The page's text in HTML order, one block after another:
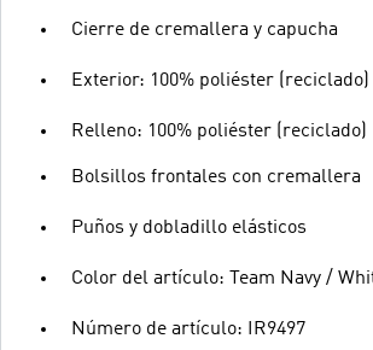
Cierre de cremallera y capucha
Exterior: 100% poliéster (reciclado)
Relleno: 100% poliéster (reciclado)
Bolsillos frontales con cremallera
Puños y dobladillo elásticos
Color del artículo: Team Navy /
Número de artículo: IR9497